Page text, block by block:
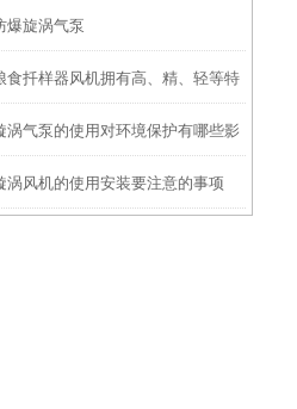
爆旋涡气泵
食扦样器风机拥有高、精、轻等特
涡气泵的使用对环境保护有哪些影
？
涡风机的使用安装要注意的事项